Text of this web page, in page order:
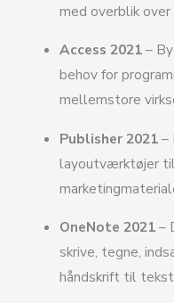
med overblik
Access 2021–
behov for
mellemstore
Publisher 2021–
layoutværktøjer til
OneNote 2021–
skrive, tegne,
håndskrift til